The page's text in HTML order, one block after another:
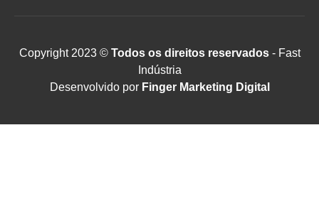
Copyright 2023 ©Todos os direitos reservados- Fast
Indústria
Desenvolvido por Finger Marketing Digital